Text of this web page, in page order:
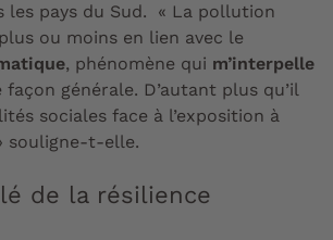
les pays du Sud. « La pollution
ou moins en lien avec le
, phénomène qui m’interpelle
façon générale. D’autant plus qu’il
sociales face à l’exposition à
souligne-t-elle.
de la résilience